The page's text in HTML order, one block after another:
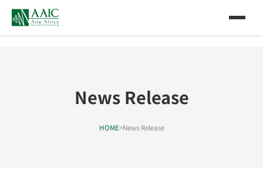
News Release
HOME>News Release